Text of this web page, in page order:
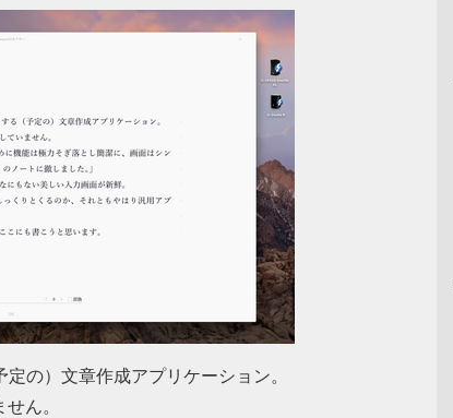
の）文章作成アプリケーション。
ん。